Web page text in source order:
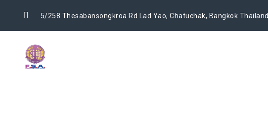
5/258 Thesabansongkroa Rd Lad Yao, Chatuchak, Bangkok Thailand.